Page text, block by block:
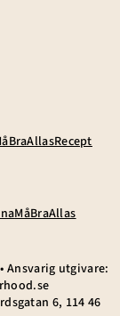
AllasRecept
MåBraAllas
• Ansvarig utgivare:
6, 114 46